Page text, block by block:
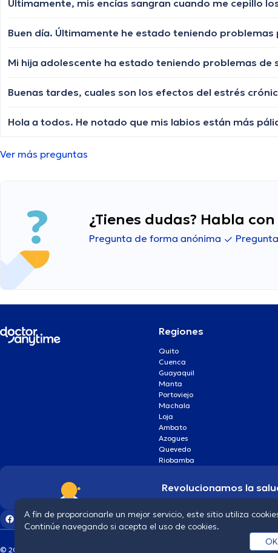
Buen día. Últimamente he estado teniendo
Buenas tardes, cuales son los efectos del estrés
Hola a todos. He notado que mis labios están más
Ver más preguntas
¿Tienes dudas? Habla
Pregunta de forma anónima
Regiones
Quito
Cuenca
Guayaquil
Manta
Portoviejo
Machala
Loja
Ambato
Azogues
Quevedo
Riobamba
Revolucionamos la
© 2026 doctoranytime
A fin de proporcionarle un mejor servicio, este sitio utiliza
Continúe navegando si acepta el uso de cookies.
OK